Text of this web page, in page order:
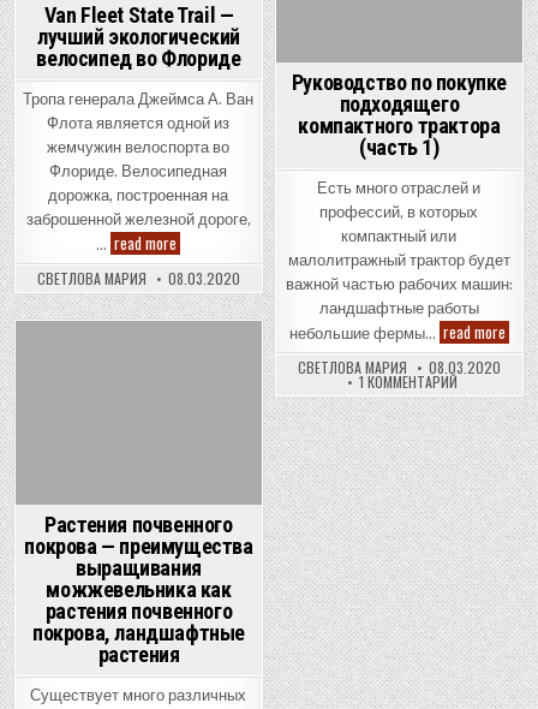
Van Fleet State Trail —
лучший экологический
велосипед во Флориде
Тропа генерала Джеймса А. Ван
Флота является одной из
жемчужин велоспорта во
Флориде. Велосипедная
дорожка, построенная на
заброшенной железной дороге,
… read more
Fleet
State
Trail
—
лучший
экологический
СВЕТЛОВА МАРИЯ 08.03.2020
Руководство по покупке
подходящего
компактного трактора
(часть 1)
Есть много отраслей и
профессий, в которых
компактный или
малолитражный трактор будет
важной частью рабочих машин:
ландшафтные работы
небольшие фермы… read more
по
1)
СВЕТЛОВА МАРИЯ 08.03.2020
1 КОММЕНТАРИЙК
ЗАПИСИ
ПО
ПОКУПКЕ
ТРАКТОРА
(ЧАСТЬ
1)
Растения почвенного
покрова — преимущества
выращивания
можжевельника как
растения почвенного
покрова, ландшафтные
растения
Существует много различных